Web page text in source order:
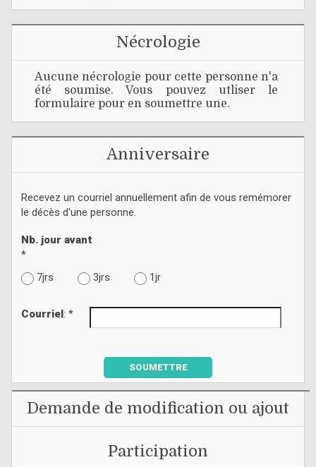
Nécrologie
Aucune nécrologie pour cette personne n'a
été soumise. Vous pouvez utliser le
formulaire pour en soumettre une.
Anniversaire
Recevez un courriel annuellement afin de vous remémorer
le décès d'une personne.
Nb. jour avant
*
7jrs
3jrs 1jr
Courriel : *
SOUMETTRE
Demande de modification ou ajout
Participation